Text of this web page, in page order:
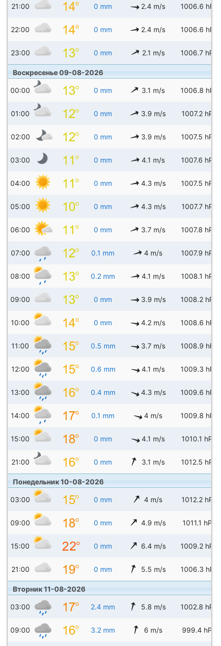
21:00 0 mm 2.4 m/s 1006.6 hPa
22:00 0 mm 2.4 m/s 1006.6 hPa
23:00 0 mm 2.1 m/s 1006.7 hPa
Воскресенье 09-08-2026
00:00 0 mm 3.1 m/s 1006.8 hPa
01:00 0 mm 3.9 m/s 1007.2 hPa
02:00 0 mm 3.9 m/s 1007.5 hPa
03:00 0 mm 4.1 m/s 1007.6 hPa
04:00 0 mm 4.3 m/s 1007.5 hPa
05:00 0 mm 4.3 m/s 1007.7 hPa
06:00 0 mm 3.7 m/s 1007.8 hPa
07:00 0.1 mm 4 m/s 1007.9 hPa
08:00 0.2 mm 4.1 m/s 1008.1 hPa
09:00 0 mm 3.9 m/s 1008.2 hPa
10:00 0 mm 4.2 m/s 1008.6 hPa
11:00 0.5 mm 3.7 m/s 1008.9 hPa
12:00 0.6 mm 4.1 m/s 1009.3 hPa
13:00 0.4 mm 4.3 m/s 1009.6 hPa
14:00 0.1 mm 4 m/s 1009.8 hPa
15:00 0 mm 4.1 m/s 1010.1 hPa
21:00 0 mm 3.1 m/s 1012.5 hPa
Понедельник 10-08-2026
03:00 0 mm 4 m/s 1012.2 hPa
09:00 0 mm 4.9 m/s 1011.1 hPa
15:00 0 mm 6.4 m/s 1009.2 hPa
21:00 0 mm 5.5 m/s 1006.3 hPa
Вторник 11-08-2026
03:00 2.4 mm 5.8 m/s 1002.8 hPa
09:00 3.2 mm 6 m/s 999.4 hPa